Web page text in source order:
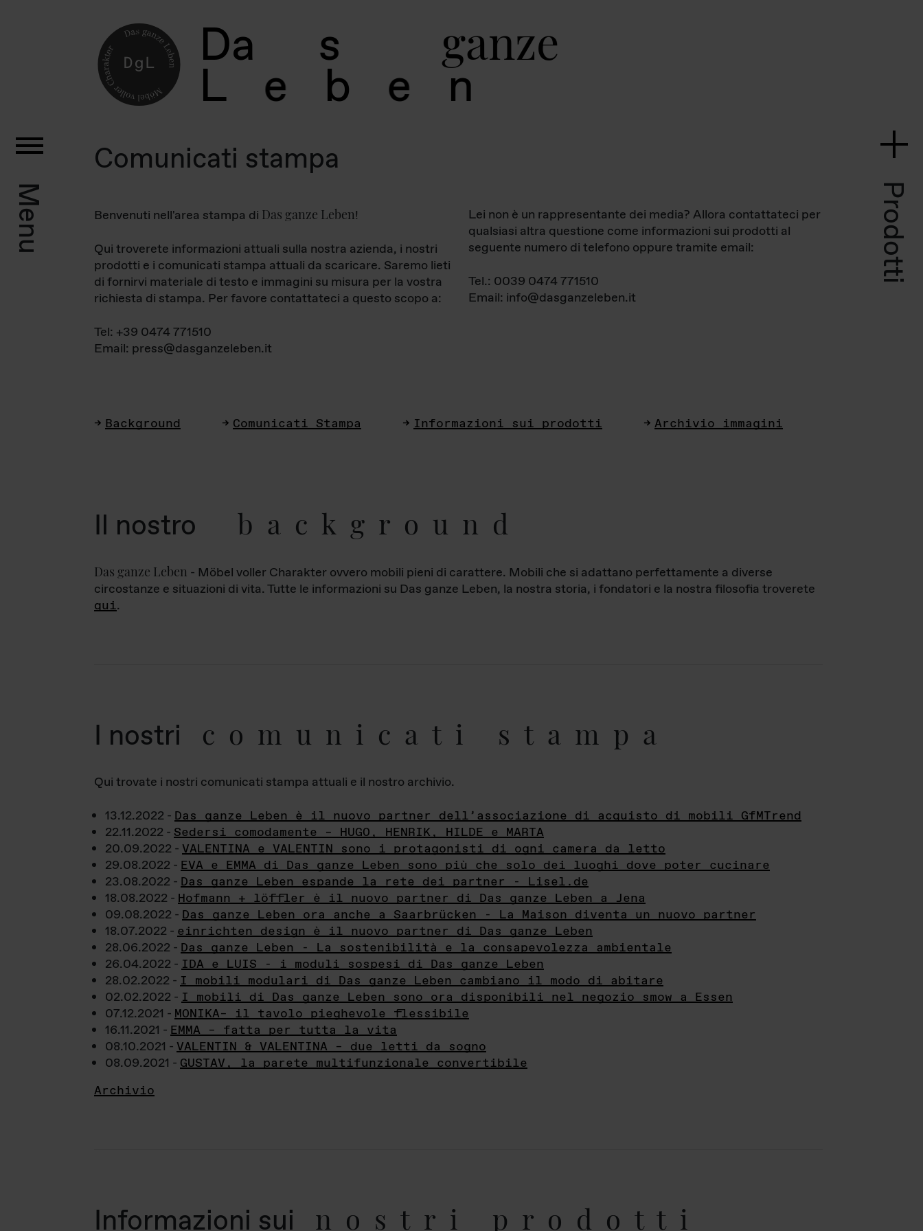
Da s ganz
L e b
Menu Prodotti
Comunicati stampa
Benvenuti nell'area stampa di Das ganze Leben!
Qui troverete informazioni attuali sulla nostra azienda, i nostri
prodotti e i comunicati stampa attuali da scaricare. Saremo lieti
di fornirvi materiale di testo e immagini su misura per la vostra
richiesta di stampa. Per favore contattateci a questo scopo a:
Tel: +39 0474 771510
Email: press@dasganzeleben.it
Lei non è un rappresentante dei media? Allora contattateci per
qualsiasi altra questione come informazioni sui prodotti al
seguente numero di telefono oppure tramite email:
Tel.: 0039 0474 771510
Email: info@dasganzeleben.it
Background Comunicati Stampa Informazioni sui prodotti Archivio immagini
Il nostro background
Das ganze Leben - Möbel voller Charakter ovvero mobili pieni di carattere. Mobili che si adattano perfettamente a diverse
circostanze e situazioni di vita. Tutte le informazioni su Das ganze Leben, la nostra storia, i fondatori e la nostra filosofia troverete
qui.
I nostri comunicati stampa
Qui trovate i nostri comunicati stampa attuali e il nostro archivio.
13.12.2022 - Das ganze Leben è il nuovo partner dell’associazione di acquisto di mobili GfMTrend
22.11.2022 - Sedersi comodamente – HUGO, HENRIK, HILDE e MARTA
20.09.2022 - VALENTINA e VALENTIN sono i protagonisti di ogni camera da letto
29.08.2022 - EVA e EMMA di Das ganze Leben sono più che solo dei luoghi dove poter cucinare
23.08.2022 - Das ganze Leben espande la rete dei partner - Lisel.de
18.08.2022 - Hofmann + löffler è il nuovo partner di Das ganze Leben a Jena
09.08.2022 - Das ganze Leben ora anche a Saarbrücken - La Maison diventa un nuovo partner
18.07.2022 - einrichten design è il nuovo partner di Das ganze Leben
28.06.2022 - Das ganze Leben - La sostenibilità e la consapevolezza ambientale
26.04.2022 - IDA e LUIS - i moduli sospesi di Das ganze Leben
28.02.2022 - I mobili modulari di Das ganze Leben cambiano il modo di abitare
02.02.2022 - I mobili di Das ganze Leben sono ora disponibili nel negozio smow a Essen
07.12.2021 - MONIKA– il tavolo pieghevole flessibile
16.11.2021 - EMMA – fatta per tutta la vita
08.10.2021 - VALENTIN & VALENTINA – due letti da sogno
08.09.2021 - GUSTAV, la parete multifunzionale convertibile
Archivio
Informazioni sui nostri prodotti